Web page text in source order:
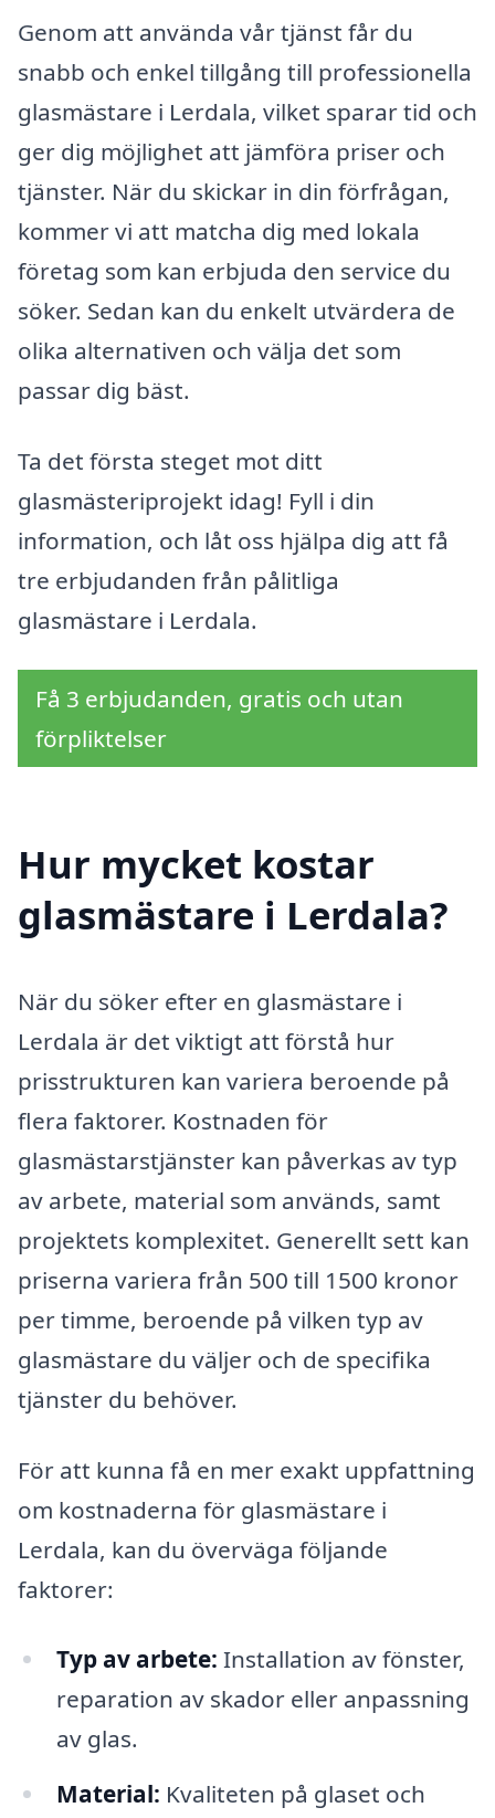
Genom att använda vår tjänst får du
snabb och enkel tillgång till professionella
glasmästare i Lerdala, vilket sparar tid och
ger dig möjlighet att jämföra priser och
tjänster. När du skickar in din förfrågan,
kommer vi att matcha dig med lokala
företag som kan erbjuda den service du
söker. Sedan kan du enkelt utvärdera de
olika alternativen och välja det som
passar dig bäst.
Ta det första steget mot ditt
glasmästeriprojekt idag! Fyll i din
information, och låt oss hjälpa dig att få
tre erbjudanden från pålitliga
glasmästare i Lerdala.
Få 3 erbjudanden, gratis och utan
förpliktelser
Hur mycket kostar
glasmästare i Lerdala?
När du söker efter en glasmästare i
Lerdala är det viktigt att förstå hur
prisstrukturen kan variera beroende på
flera faktorer. Kostnaden för
glasmästarstjänster kan påverkas av typ
av arbete, material som används, samt
projektets komplexitet. Generellt sett kan
priserna variera från 500 till 1500 kronor
per timme, beroende på vilken typ av
glasmästare du väljer och de specifika
tjänster du behöver.
För att kunna få en mer exakt uppfattning
om kostnaderna för glasmästare i
Lerdala, kan du överväga följande
faktorer:
Typ av arbete: Installation av fönster,
reparation av skador eller anpassning
av glas.
Material: Kvaliteten på glaset och